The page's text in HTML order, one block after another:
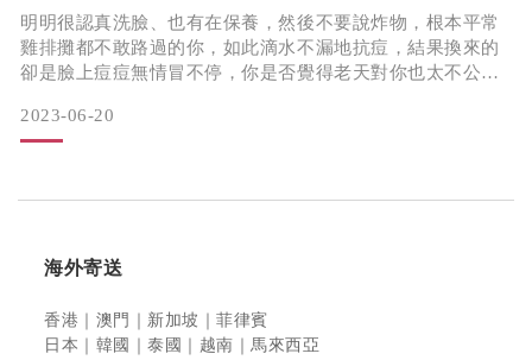
杏
明明很認真洗臉、也有在保養，然後不要說炸物，根本平常
雞排攤都不敢路過的你，如此滴水不漏地抗痘，結果換來的
卻是臉上痘痘無情冒不停，你是否覺得老天對你也太不公
別擔心，你不寂寞，因為無論是下巴長痘痘或額頭長痘痘，
長同一個位置，到底問題出在哪？
下巴長痘痘、額頭長痘痘，不同位置成因大不同
痘痘雖然是上火表現，但大部分都還是能透過控油、代謝角
質、潔淨毛孔，甚至是控制飲食來獲得改善，但你知道嗎？
2023-06-20
海外寄送
香港｜澳門｜新加坡
｜菲律賓
日本｜韓國｜泰國｜越南 ｜馬來西亞